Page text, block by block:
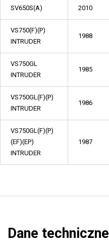
SV650S(A) 2010
VS750(F)(P)
INTRUDER
1988
VS750GL
INTRUDER
1985
VS750GL(F)(P)
INTRUDER
1986
VS750GL(F)(P)
(EF)(EP)
INTRUDER
1987
Dane techniczne